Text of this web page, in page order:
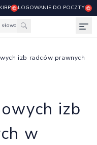
LOGOWANIE DO POCZTY
izb radców prawnych
izb
w